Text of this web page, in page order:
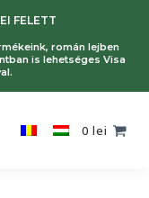
FELETT
román lejben
is lehetséges Visa
0 lei